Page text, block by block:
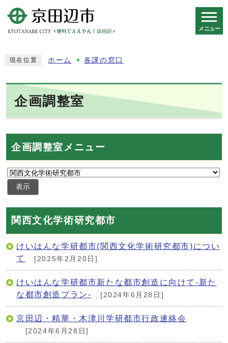
メニュー
現在位置 ホーム 各課の窓口
企画調整室
企画調整室メニュー
表示
関西文化学術研究都市
けいはんな学研都市(関西文化学術研究都市)につい
て
[2025年2月20日]
けいはんな学研都市新たな都市創造に向けて-新た
な都市創造プラン-
[2024年6月28日]
京田辺・精華・木津川学研都市行政連絡会
[2024年6月28日]